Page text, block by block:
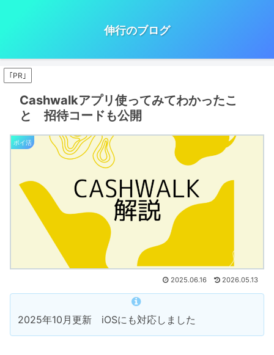
伸行のブログ
｢PR｣
Cashwalkアプリ使ってみてわかったこ
と 招待コードも公開
ポイ活
2025.06.16 2026.05.13
2025年10月更新 iOSにも対応しました